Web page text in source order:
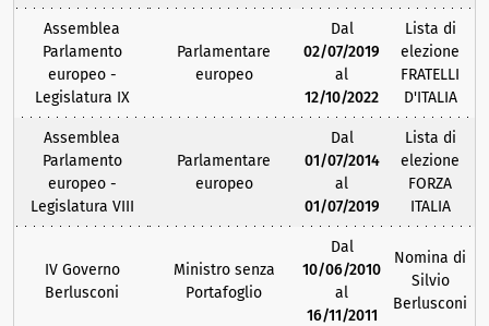
Assemblea
Parlamento
europeo -
Legislatura IX
Parlamentare
europeo
Dal
02/07/2019
al
12/10/2022
Lista di
elezione
FRATELLI
D'ITALIA
Assemblea
Parlamento
europeo -
Legislatura VIII
Parlamentare
europeo
Dal
01/07/2014
al
01/07/2019
Lista di
elezione
FORZA
ITALIA
IV Governo
Berlusconi
Ministro senza
Portafoglio
Dal
10/06/2010
al
16/11/2011
Nomina di
Silvio
Berlusconi